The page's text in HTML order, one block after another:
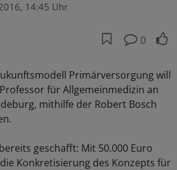
14:45 Uhr
0
Primärversorgung will
für Allgemeinmedizin an
mithilfe der Robert Bosch
geschafft: Mit 50.000 Euro
Konkretisierung des Konzepts für